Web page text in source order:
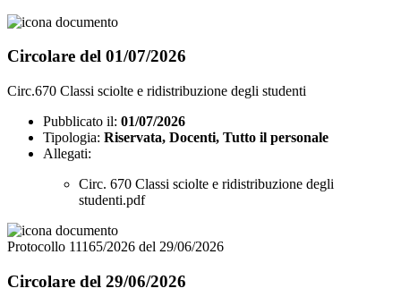
Circolare del 01/07/2026
Circ.670 Classi sciolte e ridistribuzione degli studenti
Pubblicato il: 01/07/2026
Tipologia: Riservata, Docenti, Tutto il personale
Allegati:
Circ. 670 Classi sciolte e ridistribuzione degli
studenti.pdf
Protocollo 11165/2026 del 29/06/2026
Circolare del 29/06/2026